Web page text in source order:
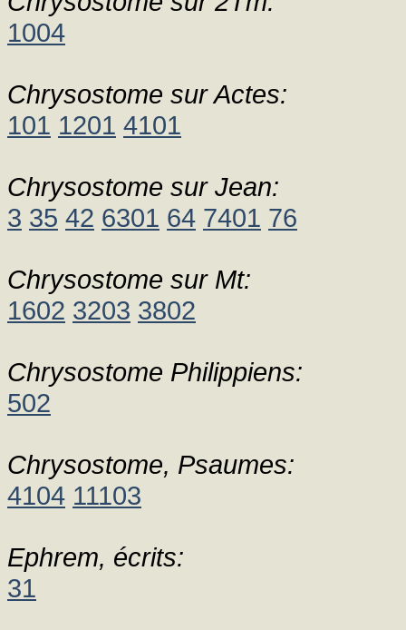
1004
Chrysostome sur Actes:
101 1201 4101
Chrysostome sur Jean:
3 35 42 6301 64 7401 76
Chrysostome sur Mt:
1602 3203 3802
Chrysostome Philippiens:
502
Chrysostome, Psaumes:
4104 11103
Ephrem, écrits:
31